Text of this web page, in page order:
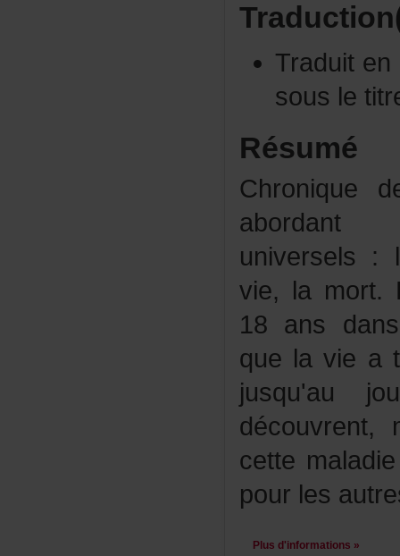
Résumé
Plusd'informations»